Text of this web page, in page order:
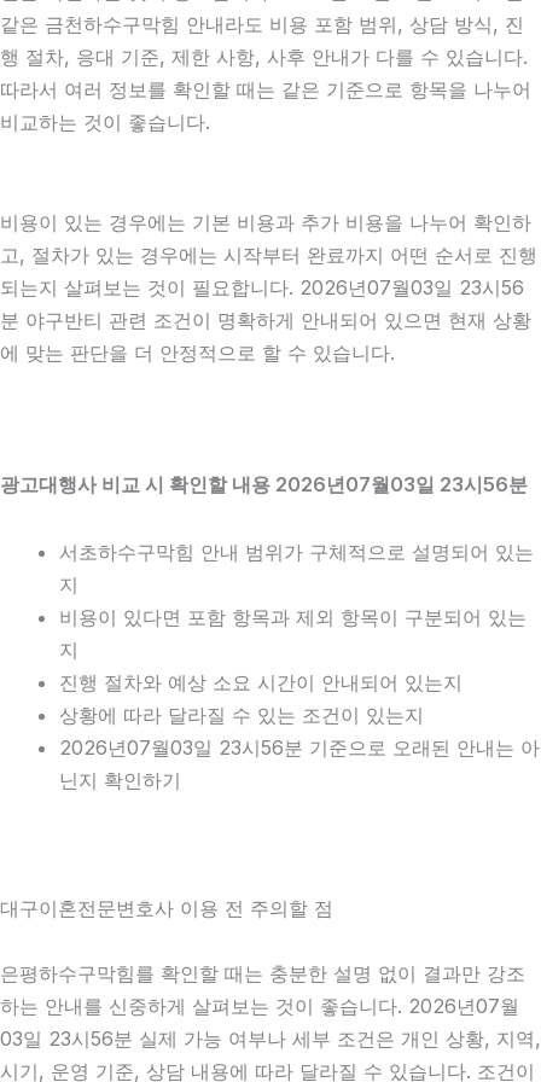
같은 금천하수구막힘 안내라도 비용 포함 범위, 상담 방식, 진
행 절차, 응대 기준, 제한 사항, 사후 안내가 다를 수 있습니다.
따라서 여러 정보를 확인할 때는 같은 기준으로 항목을 나누어
비교하는 것이 좋습니다.
비용이 있는 경우에는 기본 비용과 추가 비용을 나누어 확인하
고, 절차가 있는 경우에는 시작부터 완료까지 어떤 순서로 진행
되는지 살펴보는 것이 필요합니다. 2026년07월03일 23시56
분 야구반티 관련 조건이 명확하게 안내되어 있으면 현재 상황
에 맞는 판단을 더 안정적으로 할 수 있습니다.
광고대행사 비교 시 확인할 내용 2026년07월03일 23시56분
서초하수구막힘 안내 범위가 구체적으로 설명되어 있는
지
비용이 있다면 포함 항목과 제외 항목이 구분되어 있는
지
진행 절차와 예상 소요 시간이 안내되어 있는지
상황에 따라 달라질 수 있는 조건이 있는지
2026년07월03일 23시56분 기준으로 오래된 안내는 아
닌지 확인하기
대구이혼전문변호사 이용 전 주의할 점
은평하수구막힘를 확인할 때는 충분한 설명 없이 결과만 강조
하는 안내를 신중하게 살펴보는 것이 좋습니다. 2026년07월
03일 23시56분 실제 가능 여부나 세부 조건은 개인 상황, 지역,
시기, 운영 기준, 상담 내용에 따라 달라질 수 있습니다. 조건이